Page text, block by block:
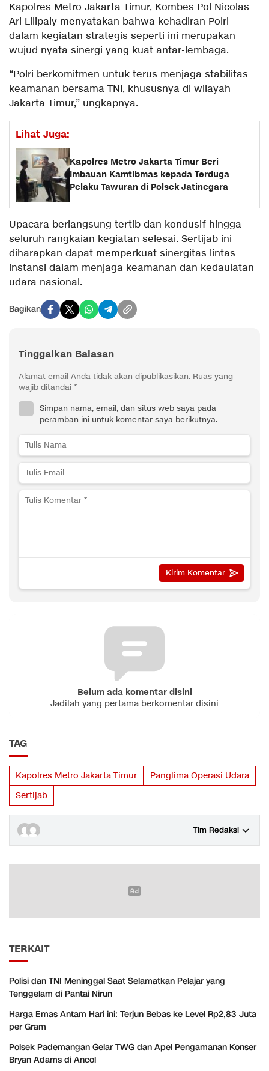
Kapolres Metro Jakarta Timur, Kombes Pol Nicolas
Ari Lilipaly menyatakan bahwa kehadiran Polri
dalam kegiatan strategis seperti ini merupakan
wujud nyata sinergi yang kuat antar-lembaga.
“Polri berkomitmen untuk terus menjaga stabilitas
keamanan bersama TNI, khususnya di wilayah
Jakarta Timur,” ungkapnya.
Lihat Juga:
Kapolres Metro Jakarta Timur Beri
Imbauan Kamtibmas kepada Terduga
Pelaku Tawuran di Polsek Jatinegara
Upacara berlangsung tertib dan kondusif hingga
seluruh rangkaian kegiatan selesai. Sertijab ini
diharapkan dapat memperkuat sinergitas lintas
instansi dalam menjaga keamanan dan kedaulatan
udara nasional.
Bagikan
Tinggalkan Balasan
Alamat email Anda tidak akan dipublikasikan. Ruas yang
wajib ditandai *
Simpan nama, email, dan situs web saya pada
peramban ini untuk komentar saya berikutnya.
Belum ada komentar disini
Jadilah yang pertama berkomentar disini
TAG
Kapolres Metro Jakarta Timur
Panglima Operasi Udara
Sertijab
Tim Redaksi
TERKAIT
Polisi dan TNI Meninggal Saat Selamatkan Pelajar yang
Tenggelam di Pantai Nirun
Harga Emas Antam Hari ini: Terjun Bebas ke Level Rp2,83 Juta
per Gram
Polsek Pademangan Gelar TWG dan Apel Pengamanan Konser
Bryan Adams di Ancol